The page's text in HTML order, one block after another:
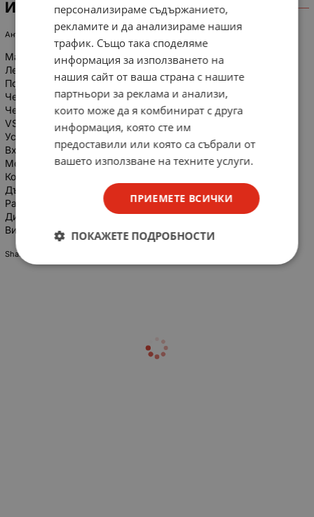
ИНФОРМАЦИЯ
Антена за цифрова ефирна телевизия (DVB-T/MPEG4).
Магнитна основа
Лесна за монтаж и настройка
Поляризация: вертикална
Честотен обхват VHF: 47~230MHz.
Честотен обхват UHF: 470~870MHz.
VSWR: ≤ 1,5
Усилване: 3.5 dBi
Входно съпротивление: 75 Ома
Монтаж: магнитна основа
Конектор: IEC Мъжки
Дължина на кабела: 1.5 m.
Размери:
Диаметър на основата: 30 mm.
Височина: 145 mm.
Share Pin it
персонализираме съдържанието,
рекламите и да анализираме нашия
трафик. Също така споделяме
информация за използването на
нашия сайт от ваша страна с нашите
партньори за реклама и анализи,
които може да я комбинират с друга
информация, която сте им
предоставили или която са събрали от
вашето използване на техните услуги.
ПРИЕМЕТЕ ВСИЧКИ
ПОКАЖЕТЕ ПОДРОБНОСТИ